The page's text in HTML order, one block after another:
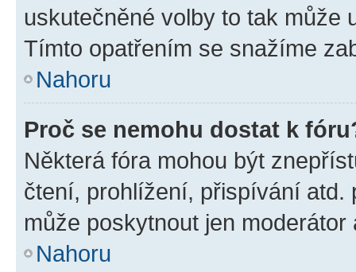
uskutečněné volby to tak může
Tímto opatřením se snažíme
Nahoru
Proč se nemohu dostat k
Některá fóra mohou být
čtení, prohlížení, přispívání atd.
může poskytnout jen
Nahoru